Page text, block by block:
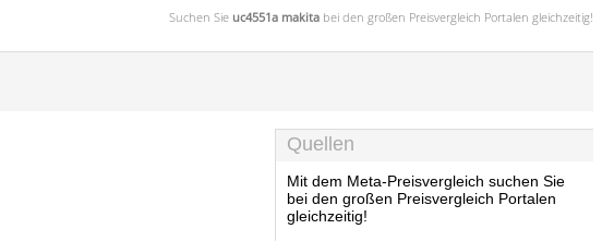
Suchen Sie uc4551a makita bei den großen Preisvergleich Portalen gleichzeitig!
Quellen
Mit dem Meta-Preisvergleich suchen Sie
bei den großen Preisvergleich Portalen
gleichzeitig!